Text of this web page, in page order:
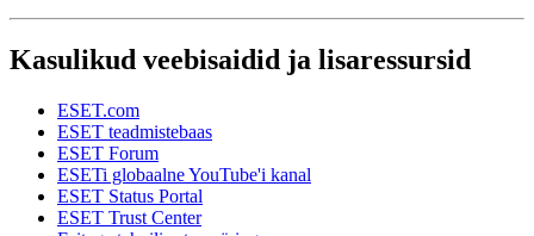
Kasulikud veebisaidid ja lisaressursid
ESET.com
ESET teadmistebaas
ESET Forum
ESETi globaalne YouTube'i kanal
ESET Status Portal
ESET Trust Center